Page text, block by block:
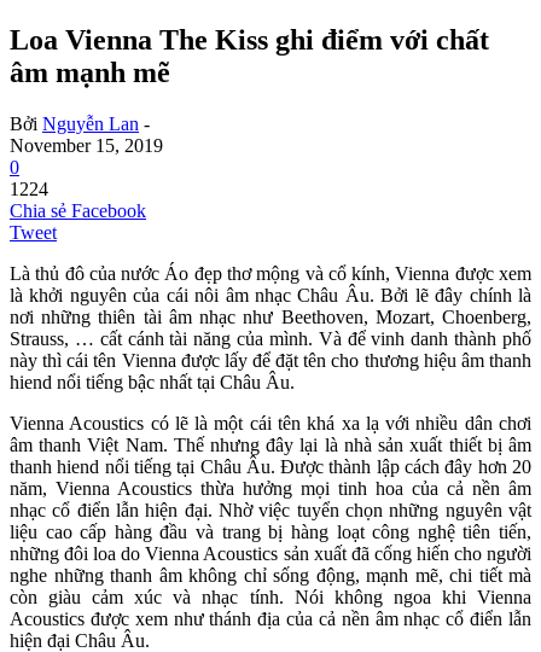
Loa Vienna The Kiss ghi điểm với chất
âm mạnh mẽ
Bởi Nguyễn Lan -
November 15, 2019
0
1224
Chia sẻ Facebook
Tweet
Là thủ đô của nước Áo đẹp thơ mộng và cổ kính, Vienna được xem
là khởi nguyên của cái nôi âm nhạc Châu Âu. Bởi lẽ đây chính là
nơi những thiên tài âm nhạc như Beethoven, Mozart, Choenberg,
Strauss, … cất cánh tài năng của mình. Và để vinh danh thành phố
này thì cái tên Vienna được lấy để đặt tên cho thương hiệu âm thanh
hiend nổi tiếng bậc nhất tại Châu Âu.
Vienna Acoustics có lẽ là một cái tên khá xa lạ với nhiều dân chơi
âm thanh Việt Nam. Thế nhưng đây lại là nhà sản xuất thiết bị âm
thanh hiend nổi tiếng tại Châu Âu. Được thành lập cách đây hơn 20
năm, Vienna Acoustics thừa hưởng mọi tinh hoa của cả nền âm
nhạc cổ điển lẫn hiện đại. Nhờ việc tuyển chọn những nguyên vật
liệu cao cấp hàng đầu và trang bị hàng loạt công nghệ tiên tiến,
những đôi loa do Vienna Acoustics sản xuất đã cống hiến cho người
nghe những thanh âm không chỉ sống động, mạnh mẽ, chi tiết mà
còn giàu cảm xúc và nhạc tính. Nói không ngoa khi Vienna
Acoustics được xem như thánh địa của cả nền âm nhạc cổ điển lẫn
hiện đại Châu Âu.